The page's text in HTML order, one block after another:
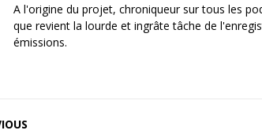
A l'origine du projet, chroniqueur sur tous les
que revient la lourde et ingrâte tâche de
émissions.